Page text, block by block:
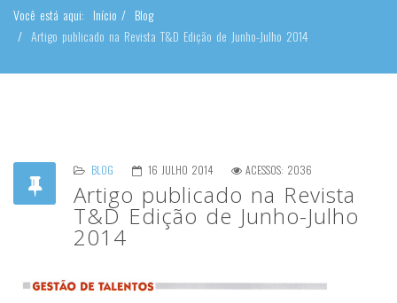
Você está aqui: Início
Blog
Artigo publicado na Revista T&D Edição de Junho-Julho 2014
BLOG 16 JULHO 2014 ACESSOS: 2036
Artigo publicado na Revista
T&D Edição de Junho-Julho
2014